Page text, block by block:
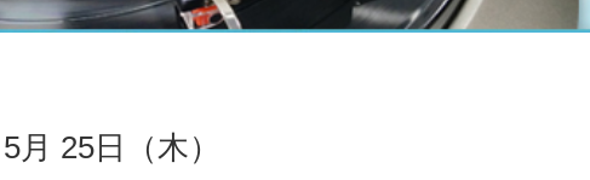
月 25日（木）